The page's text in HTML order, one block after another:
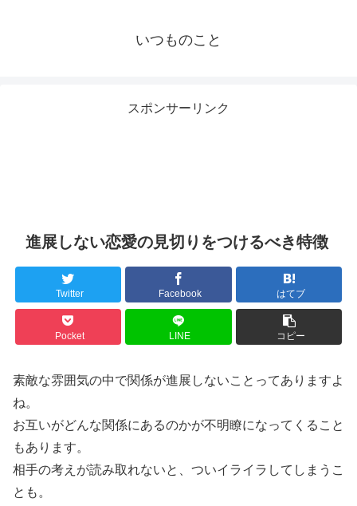
いつものこと
スポンサーリンク
進展しない恋愛の見切りをつけるべき特徴
Twitter Facebook はてブ
Pocket LINE コピー
素敵な雰囲気の中で関係が進展しないことってありますよ
ね。
お互いがどんな関係にあるのかが不明瞭になってくること
もあります。
相手の考えが読み取れないと、ついイライラしてしまうこ
とも。